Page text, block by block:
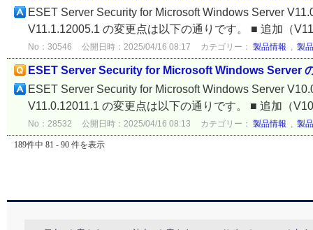
ESET Server Security for Microsoft Windows Server
V11.1.12005.1 の変更点は以下の通りです。 ■ 追加（
No：30546 公開日時：2025/04/16 08:17 カテゴリー： 製品情報 , 製
ESET Server Security for Microsoft Windows Server
ESET Server Security for Microsoft Windows Server
V11.0.12011.1 の変更点は以下の通りです。 ■ 追加（
No：28532 公開日時：2025/04/16 08:13 カテゴリー： 製品情報 , 製
189件中 81 - 90 件を表示